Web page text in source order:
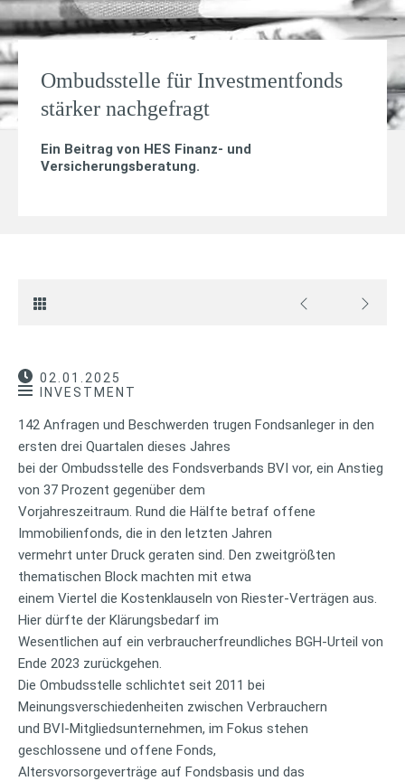
Ombudsstelle für Investmentfonds
stärker nachgefragt
Ein Beitrag von HES Finanz- und
Versicherungsberatung.
02.01.2025
INVESTMENT
142 Anfragen und Beschwerden trugen Fondsanleger in den
ersten drei Quartalen dieses Jahres
bei der Ombudsstelle des Fondsverbands BVI vor, ein Anstieg
von 37 Prozent gegenüber dem
Vorjahreszeitraum. Rund die Hälfte betraf offene
Immobilienfonds, die in den letzten Jahren
vermehrt unter Druck geraten sind. Den zweitgrößten
thematischen Block machten mit etwa
einem Viertel die Kostenklauseln von Riester-Verträgen aus.
Hier dürfte der Klärungsbedarf im
Wesentlichen auf ein verbraucherfreundliches BGH-Urteil von
Ende 2023 zurückgehen.
Die Ombudsstelle schlichtet seit 2011 bei
Meinungsverschiedenheiten zwischen Verbrauchern
und BVI-Mitgliedsunternehmen, im Fokus stehen
geschlossene und offene Fonds,
Altersvorsorgeverträge auf Fondsbasis und das